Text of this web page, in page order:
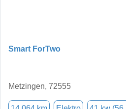
Smart ForTwo
Metzingen, 72555